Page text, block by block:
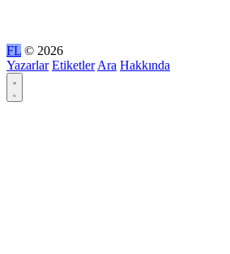
FL © 2026
Yazarlar Etiketler Ara Hakkında